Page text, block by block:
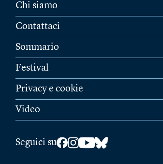
Chi siamo
Contattaci
Sommario
Festival
Privacy e cookie
Video
Seguici su